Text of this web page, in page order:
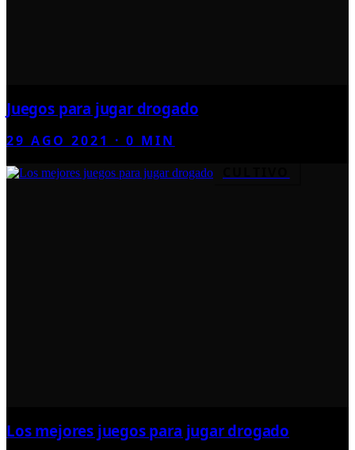
Juegos para jugar drogado
29 AGO 2021 ·0 MIN
Los mejores juegos para jugar drogado